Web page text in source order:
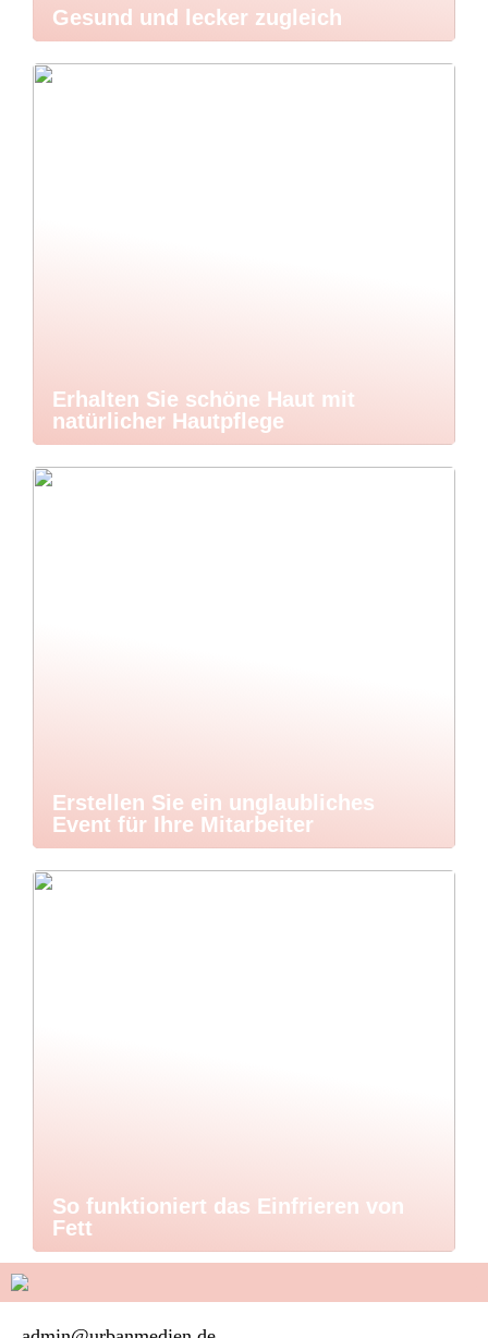
Gesund und lecker zugleich
Erhalten Sie schöne Haut mit
natürlicher Hautpflege
Erstellen Sie ein unglaubliches
Event für Ihre Mitarbeiter
So funktioniert das Einfrieren von
Fett